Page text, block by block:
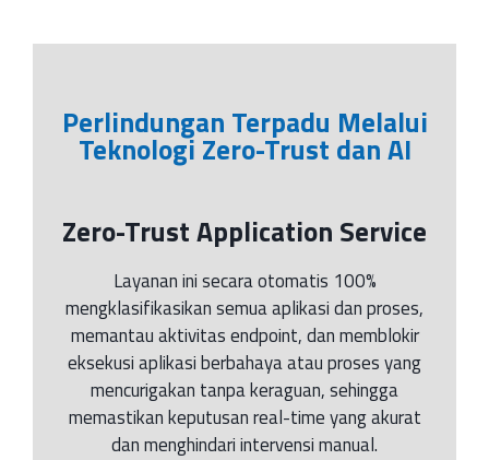
Perlindungan Terpadu Melalui
Teknologi Zero-Trust dan AI
Zero-Trust Application Service
Layanan ini secara otomatis 100%
mengklasifikasikan semua aplikasi dan proses,
memantau aktivitas endpoint, dan memblokir
eksekusi aplikasi berbahaya atau proses yang
mencurigakan tanpa keraguan, sehingga
memastikan keputusan real-time yang akurat
dan menghindari intervensi manual.